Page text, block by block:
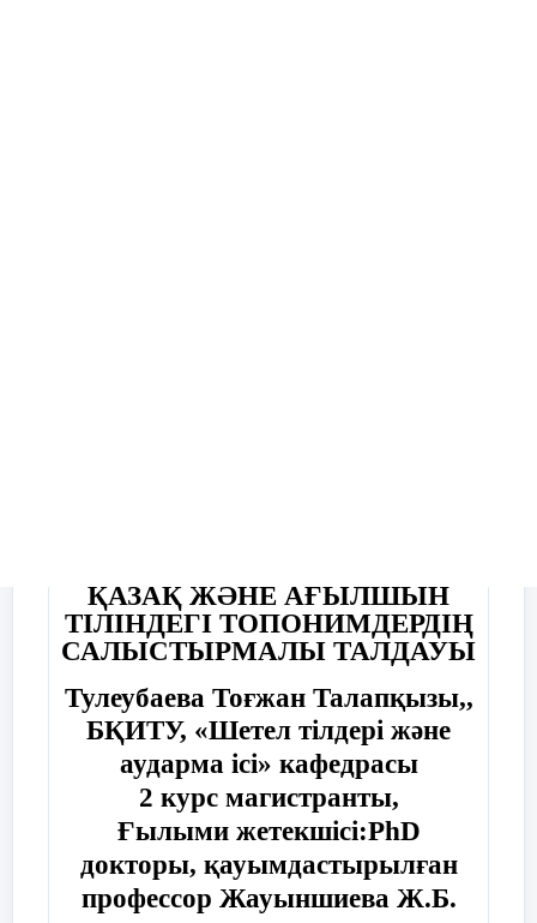
ҚАЗАҚ ЖӘНЕ АҒЫЛШЫН
ТІЛІНДЕГІ ТОПОНИМДЕРДІҢ
САЛЫСТЫРМАЛЫ ТАЛДАУЫ
Тулеубаева Тоғжан Талапқызы,,
БҚИТУ, «Шетел тілдері және
аударма ісі» кафедрасы
2 курс магистранты,
Ғылыми жетекшісі:PhD
докторы, қауымдастырылған
профессор Жауыншиева Ж.Б.